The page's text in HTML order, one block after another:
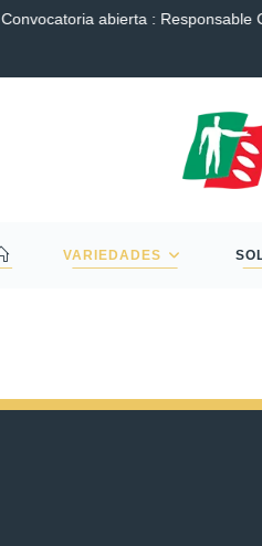
Convocatoria abierta : Responsable
VARIEDADES